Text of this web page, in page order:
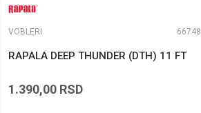
VOBLERI 66748
RAPALA DEEP THUNDER (DTH) 11 FT
1.390,00 RSD